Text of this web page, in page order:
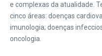
e complexas da atualidade.
cinco áreas: doenças
imunologia; doenças
oncologia.